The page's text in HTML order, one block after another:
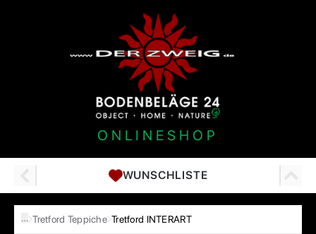
ONLINESHOP
WUNSCHLISTE
… Tretford Teppiche Tretford INTERART